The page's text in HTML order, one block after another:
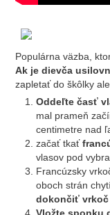
Populárna väzba,
Ak je dievča
zapletať do škôlky
Oddeľte časť
mal prameň
centimetre nad
začať tkať
vlasov pod
Francúzsky
oboch strán
dokončiť vrkoč